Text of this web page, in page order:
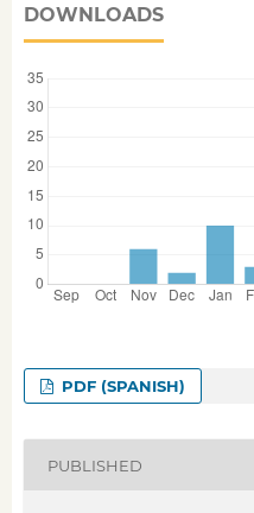
DOWNLOADS
PDF (SPANISH)
PUBLISHED